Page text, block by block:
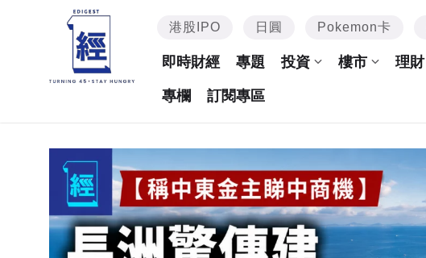
港股IPO 日圓 Pokemon卡
即時財經 專題 投資 樓市 理財
專欄 訂閱專區